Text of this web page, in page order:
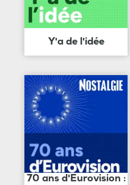
Y'a de l'idée
70 ans d'Eurovision :